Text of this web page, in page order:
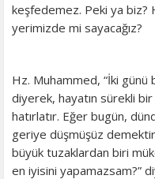
keşfedemez. Peki ya biz?
yerimizde mi sayacağız?
Hz. Muhammed, “İki günü
diyerek, hayatın sürekli
hatırlatır. Eğer bugün,
geriye düşmüşüz
büyük tuzaklardan biri
en iyisini yapamazsam?”